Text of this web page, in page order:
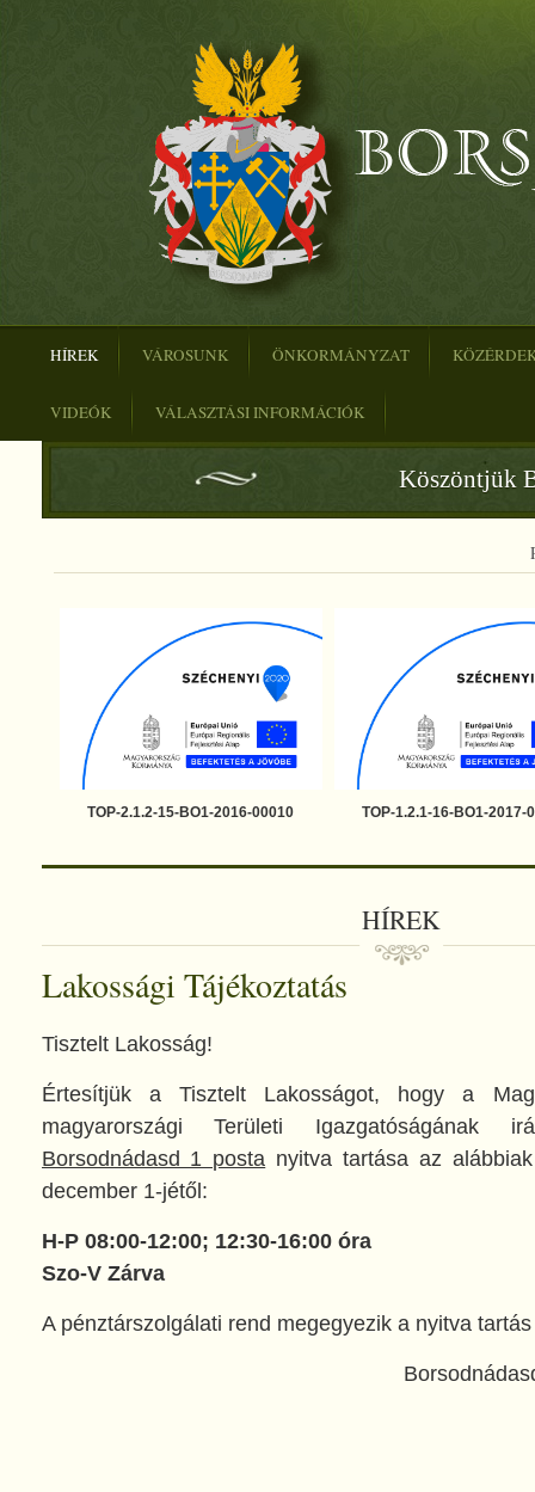
HÍREK VÁROSUNK ÖNKORMÁNYZAT
VIDEÓK VÁLASZTÁSI INFORMÁCIÓK
Köszöntjük
TOP-2.1.2-15-BO1-2016-00010 TOP-1.2.1-16-BO1-2017-
HÍREK
Lakossági Tájékoztatás
Tisztelt Lakosság!
Értesítjük a Tisztelt Lakosságot, hogy a
magyarországi Területi Igazgatóságának
Borsodnádasd 1 posta nyitva tartása az
december 1-jétől:
H-P 08:00-12:00; 12:30-16:00 óra
Szo-V Zárva
A pénztárszolgálati rend megegyezik a nyitva